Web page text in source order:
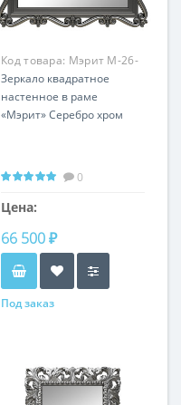
Код товара: Мэрит M-26-
74
Зеркало квадратное
настенное в раме
«Мэрит» Серебро хром
0
Цена:
66 500 ₽
Под заказ